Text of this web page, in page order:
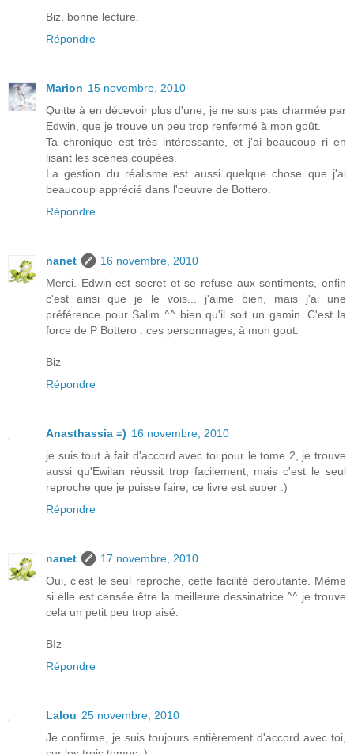
Biz, bonne lecture.
Répondre
Marion 15 novembre, 2010
Quitte à en décevoir plus d'une, je ne suis pas charmée par
Edwin, que je trouve un peu trop renfermé à mon goût.
Ta chronique est très intéressante, et j'ai beaucoup ri en
lisant les scènes coupées.
La gestion du réalisme est aussi quelque chose que j'ai
beaucoup apprécié dans l'oeuvre de Bottero.
Répondre
nanet
16 novembre, 2010
Merci. Edwin est secret et se refuse aux sentiments, enfin
c'est ainsi que je le vois... j'aime bien, mais j'ai une
préférence pour Salim ^^ bien qu'il soit un gamin. C'est la
force de P Bottero : ces personnages, à mon gout.
Biz
Répondre
Anasthassia =) 16 novembre, 2010
je suis tout à fait d'accord avec toi pour le tome 2, je trouve
aussi qu'Ewilan réussit trop facilement, mais c'est le seul
reproche que je puisse faire, ce livre est super :)
Répondre
nanet
17 novembre, 2010
Oui, c'est le seul reproche, cette facilité déroutante. Même
si elle est censée être la meilleure dessinatrice ^^ je trouve
cela un petit peu trop aisé.
BIz
Répondre
Lalou 25 novembre, 2010
Je confirme, je suis toujours entièrement d'accord avec toi,